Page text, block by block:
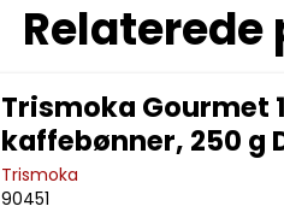
Trismoka Gourmet
kaffebønner, 250 g
Trismoka
90451